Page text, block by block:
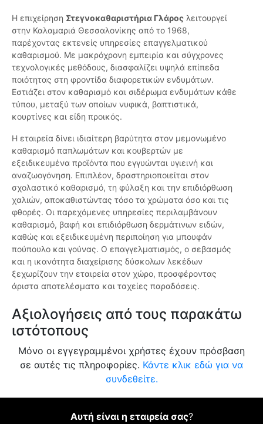
Η επιχείρηση Στεγνοκαθαριστήρια Γλάρος λειτουργεί
στην Καλαμαριά Θεσσαλονίκης από το 1968,
παρέχοντας εκτενείς υπηρεσίες επαγγελματικού
καθαρισμού. Με μακρόχρονη εμπειρία και σύγχρονες
τεχνολογικές μεθόδους, διασφαλίζει υψηλά επίπεδα
ποιότητας στη φροντίδα διαφορετικών ενδυμάτων.
Εστιάζει στον καθαρισμό και σιδέρωμα ενδυμάτων κάθε
τύπου, μεταξύ των οποίων νυφικά, βαπτιστικά,
κουρτίνες και είδη προικός.
Η εταιρεία δίνει ιδιαίτερη βαρύτητα στον μεμονωμένο
καθαρισμό παπλωμάτων και κουβερτών με
εξειδικευμένα προϊόντα που εγγυώνται υγιεινή και
αναζωογόνηση. Επιπλέον, δραστηριοποιείται στον
σχολαστικό καθαρισμό, τη φύλαξη και την επιδιόρθωση
χαλιών, αποκαθιστώντας τόσο τα χρώματα όσο και τις
φθορές. Οι παρεχόμενες υπηρεσίες περιλαμβάνουν
καθαρισμό, βαφή και επιδιόρθωση δερμάτινων ειδών,
καθώς και εξειδικευμένη περιποίηση για μπουφάν
πούπουλο και γούνας. Ο επαγγελματισμός, ο σεβασμός
και η ικανότητα διαχείρισης δύσκολων λεκέδων
ξεχωρίζουν την εταιρεία στον χώρο, προσφέροντας
άριστα αποτελέσματα και ταχείες παραδόσεις.
Αξιολογήσεις από τους παρακάτω
ιστότοπους
Μόνο οι εγγεγραμμένοι χρήστες έχουν πρόσβαση
σε αυτές τις πληροφορίες. Κάντε κλικ εδώ για να
συνδεθείτε.
Αυτή είναι η εταιρεία σας?